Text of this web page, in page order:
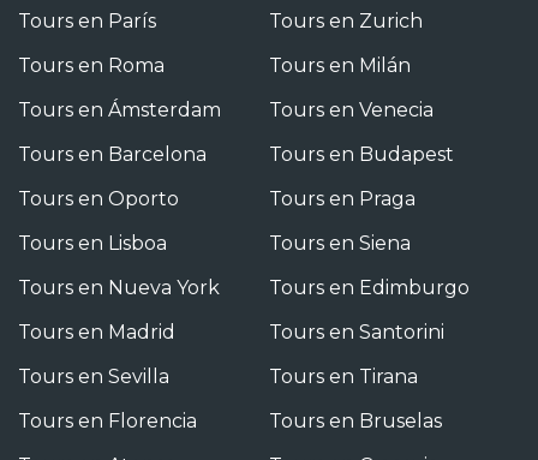
Tours en París
Tours en Roma
Tours en Ámsterdam
Tours en Barcelona
Tours en Oporto
Tours en Lisboa
Tours en Nueva York
Tours en Madrid
Tours en Sevilla
Tours en Florencia
Tours en Zurich
Tours en Milán
Tours en Venecia
Tours en Budapest
Tours en Praga
Tours en Siena
Tours en Edimburgo
Tours en Santorini
Tours en Tirana
Tours en Bruselas